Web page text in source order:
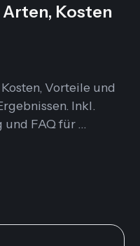
Kosten
Vorteile und
Inkl.
FAQ für